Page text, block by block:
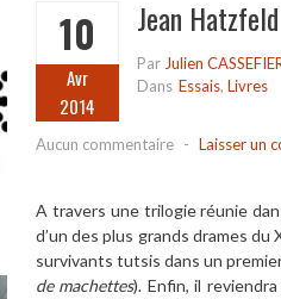
10
Avr
2014
Jean
Par Julien
Dans Essais, Livres
Aucun commentaire - Laisser un
A travers une trilogie réunie
d’un des plus grands drames
survivants tutsis dans un
de machettes). Enfin, il